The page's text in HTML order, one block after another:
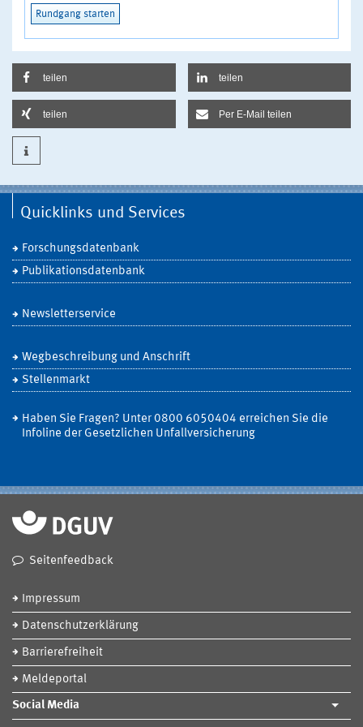
Rundgang starten
teilen teilen
teilen Per E-Mail teilen
Quicklinks und Services
Forschungsdatenbank
Publikationsdatenbank
Newsletterservice
Wegbeschreibung und Anschrift
Stellenmarkt
Haben Sie Fragen? Unter 0800 6050404 erreichen Sie die
Infoline der Gesetzlichen Unfallversicherung
Seitenfeedback
Impressum
Datenschutzerklärung
Barrierefreiheit
Meldeportal
Social Media